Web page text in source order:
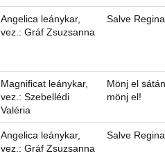
Angelica leánykar,
vez.: Gráf Zsuzsanna
Salve Regina
Magnificat leánykar,
vez.: Szebellédi
Valéria
Mönj el
mönj el!
Angelica leánykar,
vez.: Gráf Zsuzsanna
Salve Regina